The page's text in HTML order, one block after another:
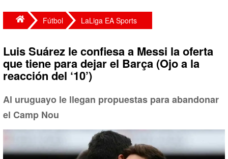
Fútbol LaLiga EA Sports
Luis Suárez le confiesa a Messi la oferta
que tiene para dejar el Barça (Ojo a la
reacción del ‘10’)
Al uruguayo le llegan propuestas para abandonar
el Camp Nou